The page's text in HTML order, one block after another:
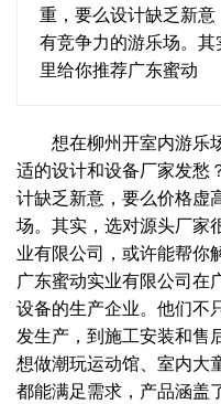
重，要么设计缺乏新
有竞争力的游乐场。
里给你推荐广东蜜动
想在柳州开室内游乐
适的设计和设备厂家发愁
计缺乏新意，要么价格虚
场。其实，选对源头厂家
业有限公司，或许能帮你
广东蜜动实业有限公司在
设备的生产企业。他们不
发生产，到施工安装和售
想做潮玩运动馆、室内大
都能满足需求，产品涵盖